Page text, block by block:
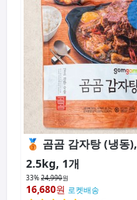
곰곰 감자탕 (냉동),
2.5kg, 1개
33%24,990원
16,680원 로켓배송